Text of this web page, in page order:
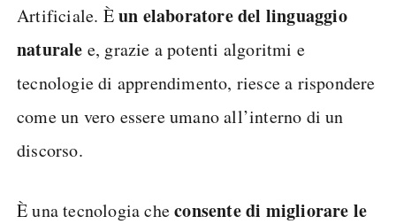
Artificiale. Èun elaboratore del linguaggio
naturale e, grazie a potenti algoritmi e
tecnologie di apprendimento, riesce a rispondere
come un vero essere umano all’interno di un
discorso.
È una tecnologia checonsente di migliorare le